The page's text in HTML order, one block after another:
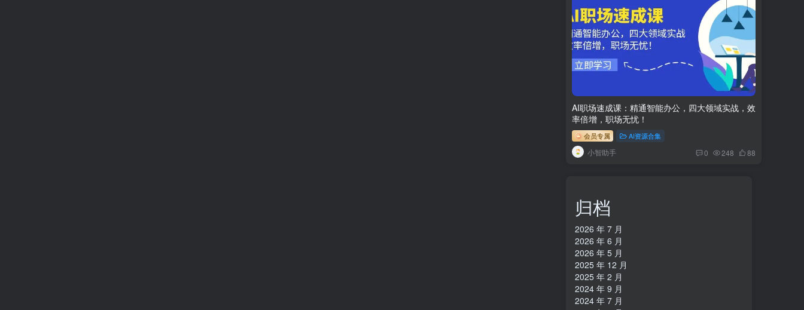
AI职场速成课：精通智能办公，四大领域实战，效
率倍增，职场无忧！
会员专属 AI资源合集
小智助手 0 248 88
归档
2026 年 7 月
2026 年 6 月
2026 年 5 月
2025 年 12 月
2025 年 2 月
2024 年 9 月
2024 年 7 月